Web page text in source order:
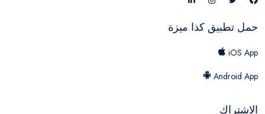
حمل تطبيق كذا ميزة
iOS App
Android App
الاشتراك